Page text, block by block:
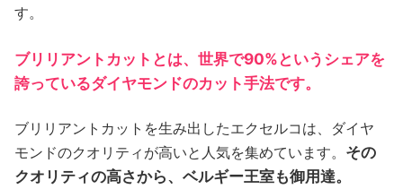
す。
ブリリアントカットとは、世界で90%というシェアを
誇っているダイヤモンドのカット手法です。
ブリリアントカットを生み出したエクセルコは、ダイヤ
モンドのクオリティが高いと人気を集めています。 その
クオリティの高さから、ベルギー王室も御用達。